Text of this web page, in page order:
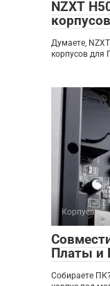
NZXT
Думаете,
корпусов для
Корпуса
Платы и
Собираете